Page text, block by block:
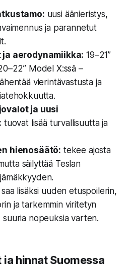
uusi äänieristys,
ja parannetut
aerodynamiikka: 19–21”
Model X:ssä –
vierintävastusta ja
ja uusi
tuovat lisää turvallisuutta ja
hienosäätö: tekee ajosta
säilyttää Teslan
saa lisäksi uuden etuspoilerin,
ja tarkemmin viritetyn
suuria nopeuksia varten.
hinnat Suomessa